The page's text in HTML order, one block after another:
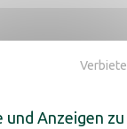
Anzeigen zu